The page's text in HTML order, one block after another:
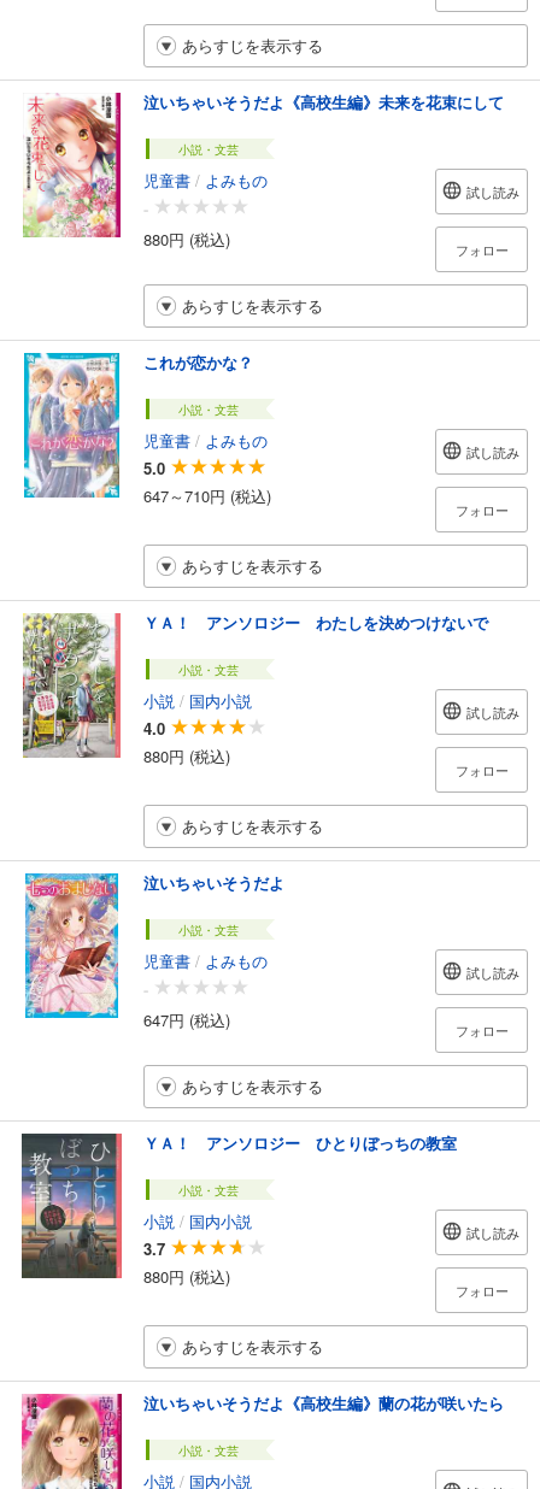
あらすじを表示する
泣いちゃいそうだよ《高校生編》未来を花束にして
小説・文芸
児童書 / よみもの
-
880円 (税込)
試し読み
フォロー
あらすじを表示する
これが恋かな？
小説・文芸
児童書 / よみもの
5.0
647～710円 (税込)
試し読み
フォロー
あらすじを表示する
ＹＡ！ アンソロジー わたしを決めつけないで
小説・文芸
小説 / 国内小説
4.0
880円 (税込)
試し読み
フォロー
あらすじを表示する
泣いちゃいそうだよ
小説・文芸
児童書 / よみもの
-
647円 (税込)
試し読み
フォロー
あらすじを表示する
ＹＡ！ アンソロジー ひとりぼっちの教室
小説・文芸
小説 / 国内小説
3.7
880円 (税込)
試し読み
フォロー
あらすじを表示する
泣いちゃいそうだよ《高校生編》蘭の花が咲いたら
小説・文芸
小説 / 国内小説